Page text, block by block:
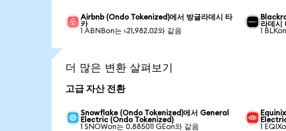
Airbnb (Ondo Tokenized)에서 방글라데시 타
카
1 ABNBon는 ৳21,982.02와 같음
라데시
1
더 많은 변환 살펴보기
고급 자산 전환
Snowflake (Ondo Tokenized)에서 General
Electric (Ondo Tokenized)
1 SNOWon는 0.885011 GEon와 같음
1